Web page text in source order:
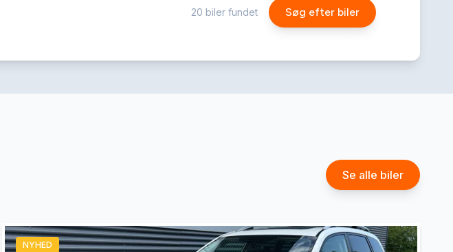
20 biler fundet Søg efter biler
Se alle biler
NYHED